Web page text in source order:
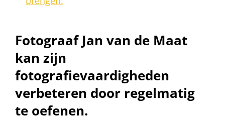
Fotograaf Jan van de Maat
kan zijn
fotografievaardigheden
verbeteren door regelmatig
te oefenen.